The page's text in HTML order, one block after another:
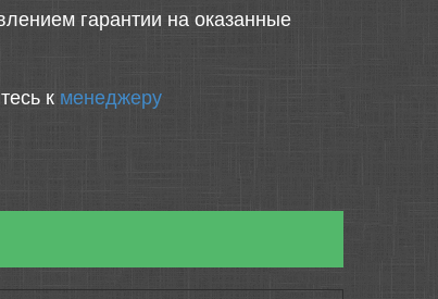
гарантии на оказанные
к менеджеру